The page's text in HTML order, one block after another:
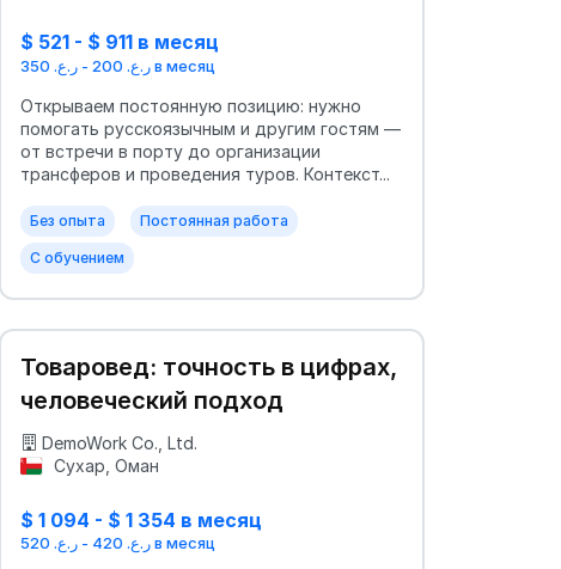
$ 521 - $ 911 в месяц
ر.ع. 200 - ر.ع. 350 в месяц
Открываем постоянную позицию: нужно
помогать русскоязычным и другим гостям —
от встречи в порту до организации
трансферов и проведения туров. Контекст...
Без опыта Постоянная работа
С обучением
Товаровед: точность в цифрах,
человеческий подход
DemoWork Co., Ltd.
Сухар, Оман
$ 1 094 - $ 1 354 в месяц
ر.ع. 420 - ر.ع. 520 в месяц